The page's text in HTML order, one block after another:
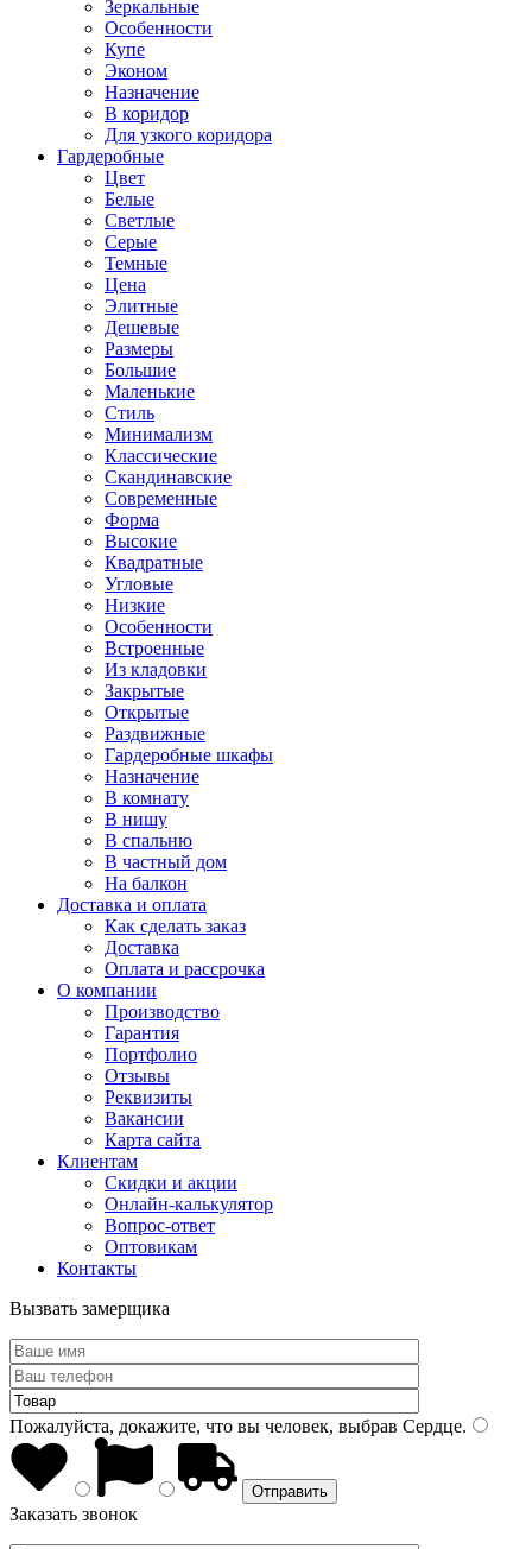
Зеркальные
Особенности
Купе
Эконом
Назначение
В коридор
Для узкого коридора
Гардеробные
Цвет
Белые
Светлые
Серые
Темные
Цена
Элитные
Дешевые
Размеры
Большие
Маленькие
Стиль
Минимализм
Классические
Скандинавские
Современные
Форма
Высокие
Квадратные
Угловые
Низкие
Особенности
Встроенные
Из кладовки
Закрытые
Открытые
Раздвижные
Гардеробные шкафы
Назначение
В комнату
В нишу
В спальню
В частный дом
На балкон
Доставка и оплата
Как сделать заказ
Доставка
Оплата и рассрочка
О компании
Производство
Гарантия
Портфолио
Отзывы
Реквизиты
Вакансии
Карта сайта
Клиентам
Скидки и акции
Онлайн-калькулятор
Вопрос-ответ
Оптовикам
Контакты
Вызвать замерщика
Пожалуйста, докажите, что вы человек, выбрав Сердце.
Заказать звонок